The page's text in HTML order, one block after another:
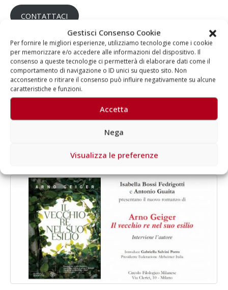
Gestisci Consenso Cookie
Per fornire le migliori esperienze, utilizziamo tecnologie come i cookie
per memorizzare e/o accedere alle informazioni del dispositivo. Il
consenso a queste tecnologie ci permetterà di elaborare dati come il
comportamento di navigazione o ID unici su questo sito. Non
acconsentire o ritirare il consenso può influire negativamente su alcune
caratteristiche e funzioni.
Accetta
Nega
Visualizza le preferenze
CONTATTACI
Autore
Aragorn